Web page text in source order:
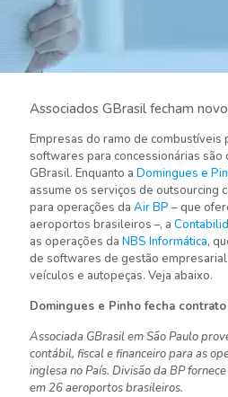
Associados GBrasil fecham
Empresas do ramo de combustíveis
softwares para concessionárias
GBrasil. Enquanto a Domingues e
assume os serviços de outsourcing
para operações da Air BP – que
aeroportos brasileiros –, a
as operações da NBS Informática,
de softwares de gestão
veículos e autopeças. Veja abaixo.
Domingues e Pinho fecha
Associada GBrasil em São Paulo
contábil, fiscal e financeiro para as
inglesa no País. Divisão da BP
em 26 aeroportos brasileiros.